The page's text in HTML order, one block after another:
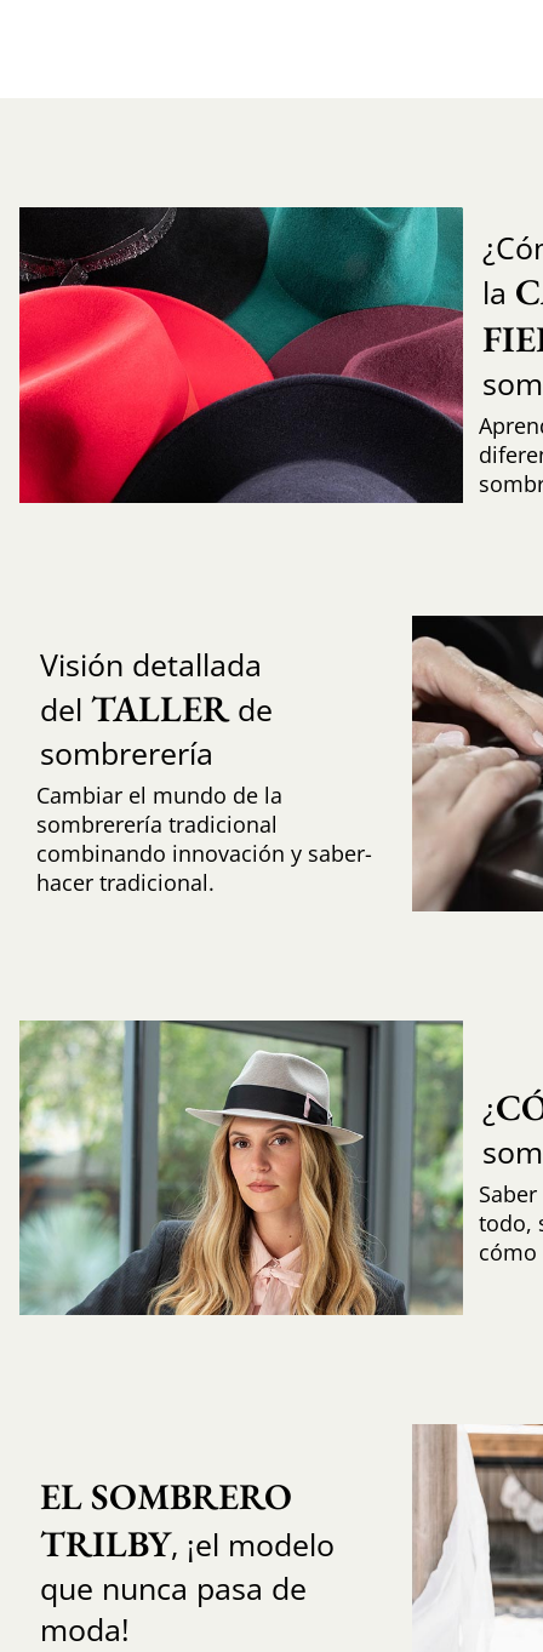
la
Visión detallada
del TALLERde
sombrerería
Cambiar el mundo de la
sombrerería tradicional
combinando innovación y saber-
hacer tradicional.
¿
todo,
cómo
EL SOMBRERO
TRILBY, ¡el modelo
que nunca pasa de
moda!